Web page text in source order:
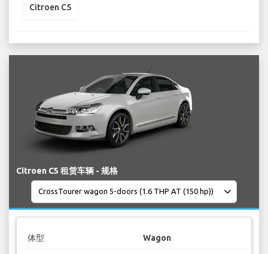
Citroen C5
Citroen C5 租赁车辆 - 规格
体型 Wagon